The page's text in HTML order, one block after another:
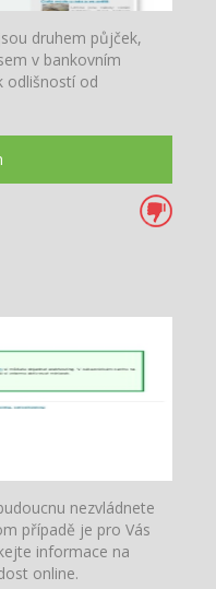
druhem půjček,
v bankovním
odlišností od
nezvládnete
případě je pro Vás
informace na
online.